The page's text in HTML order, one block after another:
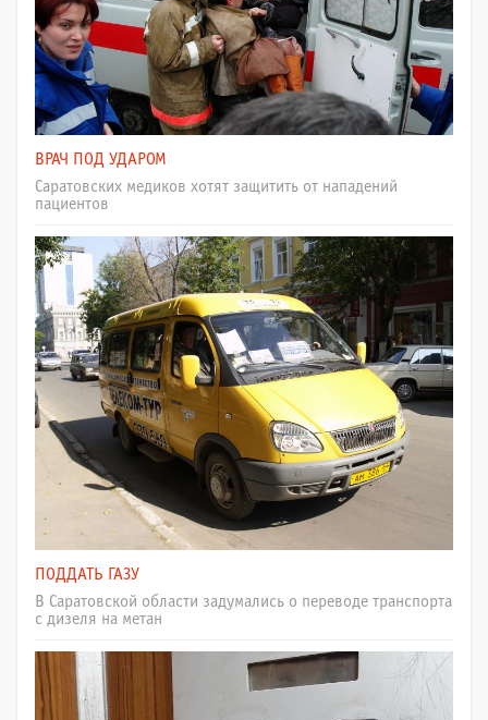
ВРАЧ ПОД УДАРОМ
Саратовских медиков хотят защитить от нападений
пациентов
ПОДДАТЬ ГАЗУ
В Саратовской области задумались о переводе транспорта
с дизеля на метан